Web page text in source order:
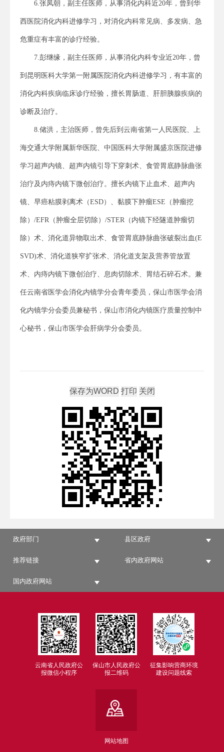
6.张凤朝，副主任医师，从事消化内科近20年，曾到华
西医院消化内科进修学习，对消化内科常见病、多发病、急
危重症有丰富的诊疗经验。
7.彭继缘，副主任医师，从事消化内科专业近20年，曾
到昆明医科大学第一附属医院消化内科进修学习，有丰富的
消化内科疾病临床诊疗经验，擅长胃肠道、肝胆胰腺疾病的
诊断及治疗。
8.储洪，主治医师，曾先后到云南省第一人民医院、上
海交通大学附属新华医院、中国医科大学附属盛京医院进修
学习超声内镜、超声内镜引导下穿刺术、食管胃底静脉曲张
治疗及内痔内镜下微创治疗。擅长内镜下止血术、超声内
镜、早癌粘膜剥离术（ESD）、黏膜下肿瘤ESE（肿瘤挖
除）/EFR（肿瘤全层切除）/STER（内镜下经隧道肿瘤切
除）术、消化道异物取出术、食管胃底静脉曲张破裂出血(E
SVD)术、消化道狭窄扩张术、消化道支架及营养管放置
术、内痔内镜下微创治疗、息肉切除术、胃结石碎石术。兼
任云南省医学会消化内镜学分会青年委员，保山市医学会消
化内镜学分会委员兼秘书，保山市消化内镜医疗质量控制中
心秘书，保山市医学会肝病学分会委员。
政府部门 县区政府
推荐链接 省内政府网站
国内政府网站
云南省人民政府公
报微信小程序
保山市人民政府公
报二维码
征集影响营商环境
建设问题线索
网站地图